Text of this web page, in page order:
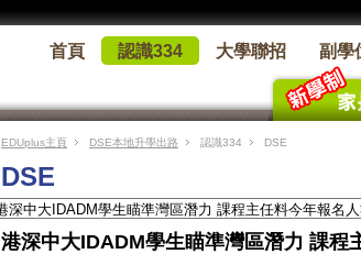
首頁 認識334 大學聯招 副學
EDUplus主頁 DSE本地升學出路 認識334 DSE
DSE
港深中大IDADM學生瞄準灣區潛力 課程